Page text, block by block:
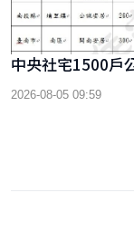
中央社宅1500戶
2026-08-05 09:59